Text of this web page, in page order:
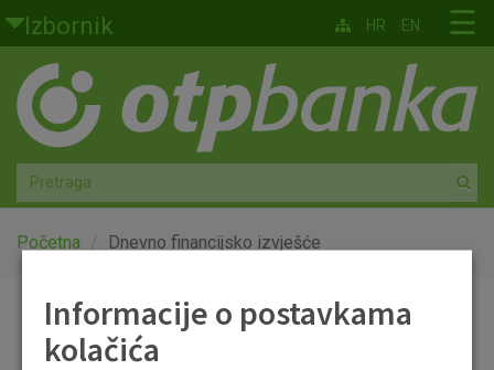
Skoči na glavni sadržaj
Izbornik
Građani
Privatno bankarstvo
Agro
Mala poduzeća i obrtnici
Globalna tržišta
☰
HR EN
Početna Dnevno financijsko izvješće
Dnevno financijsko
Informacije o postavkama
kolačića